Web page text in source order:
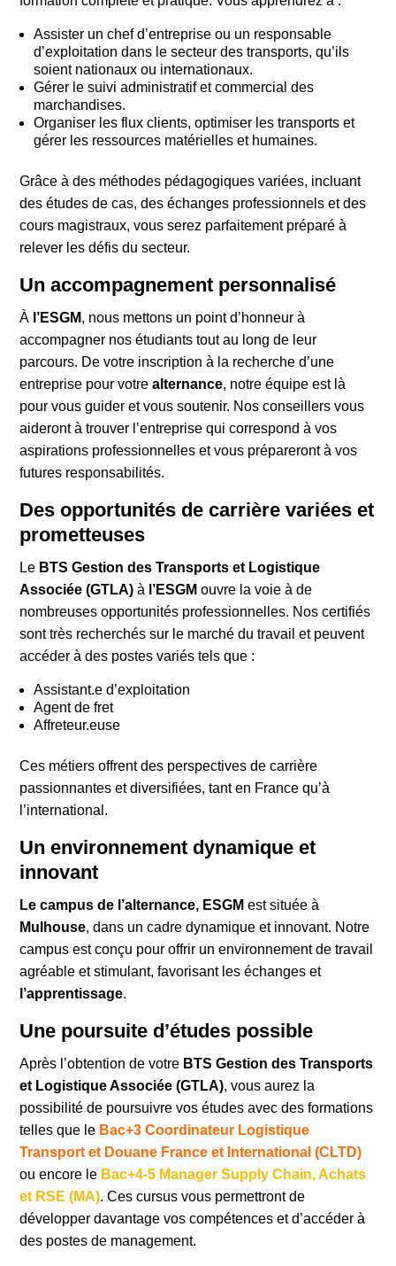
Assister un chef d’entreprise ou un responsable
d’exploitation dans le secteur des transports, qu’ils
soient nationaux ou internationaux.
Gérer le suivi administratif et commercial des
marchandises.
Organiser les flux clients, optimiser les transports et
gérer les ressources matérielles et humaines.
Grâce à des méthodes pédagogiques variées, incluant
des études de cas, des échanges professionnels et des
cours magistraux, vous serez parfaitement préparé à
relever les défis du secteur.
Un accompagnement personnalisé
À l’ESGM, nous mettons un point d’honneur à
accompagner nos étudiants tout au long de leur
parcours. De votre inscription à la recherche d’une
entreprise pour votrealternance, notre équipe est là
pour vous guider et vous soutenir. Nos conseillers vous
aideront à trouver l’entreprise qui correspond à vos
aspirations professionnelles et vous prépareront à vos
futures responsabilités.
Des opportunités de carrière variées et
prometteuses
Le BTS Gestion des Transports et Logistique
Associée (GTLA) à l’ESGM ouvre la voie à de
nombreuses opportunités professionnelles. Nos certifiés
sont très recherchés sur le marché du travail et peuvent
accéder à des postes variés tels que :
Assistant.e d’exploitation
Agent de fret
Affreteur.euse
Ces métiers offrent des perspectives de carrière
passionnantes et diversifiées, tant en France qu’à
l’international.
Un environnement dynamique et
innovant
Le campus de l’alternance, ESGMest située à
Mulhouse, dans un cadre dynamique et innovant. Notre
campus est conçu pour offrir un environnement de travail
agréable et stimulant, favorisant les échanges et
l’apprentissage.
Une poursuite d’études possible
Après l’obtention de votre BTS Gestion des Transports
et Logistique Associée (GTLA), vous aurez la
possibilité de poursuivre vos études avec des formations
telles que le Bac+3 Coordinateur Logistique
Transport et Douane France et International (CLTD)
ou encore le Bac+4-5 Manager Supply Chain, Achats
et RSE (MA). Ces cursus vous permettront de
développer davantage vos compétences et d’accéder à
des postes de management.